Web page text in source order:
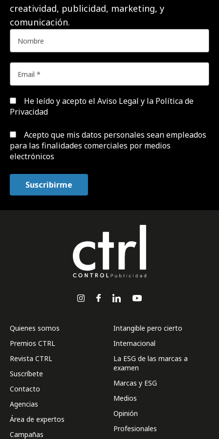
creatividad, publicidad, marketing, y
comunicación.
He leído y acepto el Aviso Legal y la Política de
Privacidad
Acepto que mis datos personales sean empleados
para las finalidades comerciales por medios
electrónicos
Quienes somos
Premios CTRL
Revista CTRL
Suscríbete
Contacto
Agencias
Área de expertos
Campañas
Intangible pero cierto
Internacional
La ESG de las marcas a
examen
Marcas y ESG
Medios
Opinión
Profesionales